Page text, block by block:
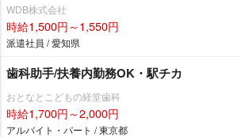
WDB株式会社
時給1,500円～1,550円
派遣社員 / 愛知県
歯科助手/扶養内勤務OK・駅チカ
おとなとこどもの経堂歯科
時給1,700円～2,000円
アルバイト・パート / 東京都